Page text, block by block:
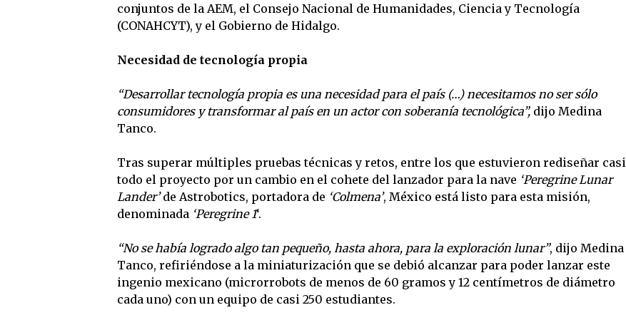
conjuntos de la AEM, el Consejo Nacional de Humanidades, Ciencia y Tecnología
(CONAHCYT), y el Gobierno de Hidalgo.
Necesidad de tecnología propia
“Desarrollar tecnología propia es una necesidad para el país (…) necesitamos no ser sólo
consumidores y transformar al país en un actor con soberanía tecnológica”,dijo Medina
Tanco.
Tras superar múltiples pruebas técnicas y retos, entre los que estuvieron rediseñar casi
todo el proyecto por un cambio en el cohete del lanzador para la nave ‘Peregrine Lunar
Lander’de Astrobotics, portadora de ‘Colmena’, México está listo para esta misión,
denominada ‘Peregrine 1‘.
“No se había logrado algo tan pequeño, hasta ahora, para la exploración lunar”, dijo Medina
Tanco, refiriéndose a la miniaturización que se debió alcanzar para poder lanzar este
ingenio mexicano (microrrobots de menos de 60 gramos y 12 centímetros de diámetro
cada uno) con un equipo de casi 250 estudiantes.